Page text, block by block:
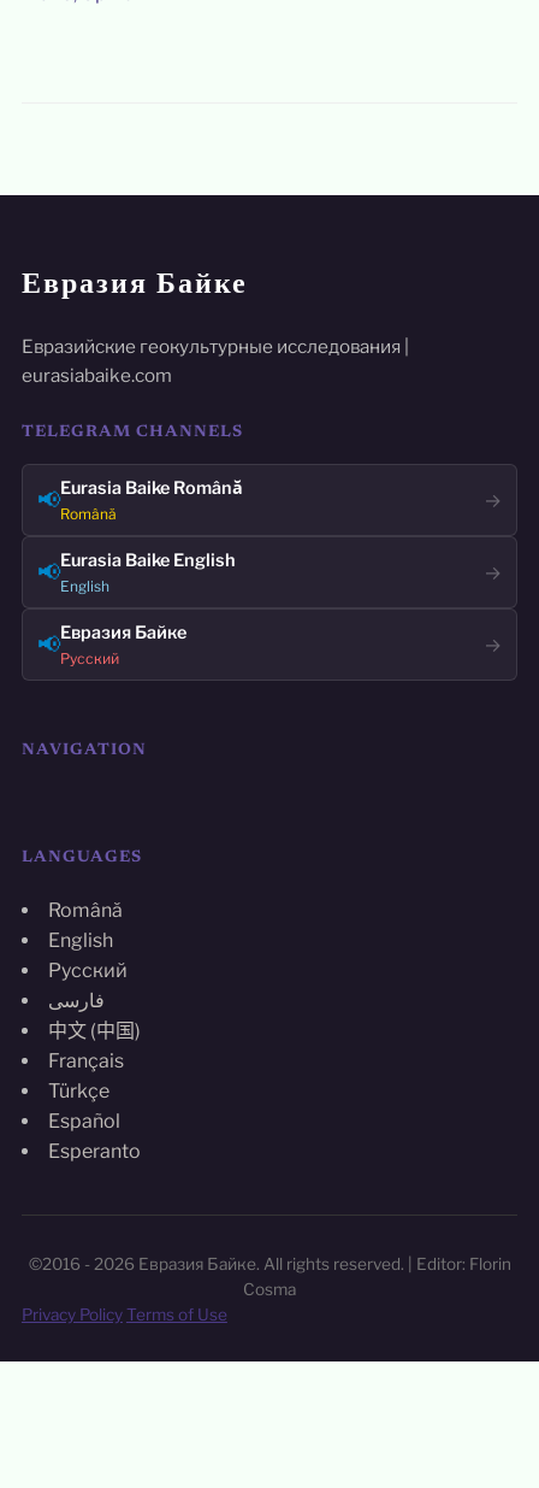
Евразия Байке
Евразийские геокультурные исследования |
eurasiabaike.com
TELEGRAM CHANNELS
📢Eurasia Baike Română
Română
→
📢Eurasia Baike English
English
→
📢Евразия Байке
Русский
→
NAVIGATION
LANGUAGES
Română
English
Русский
فارسی
中文 (中国)
Français
Türkçe
Español
Esperanto
©2016 - 2026 Евразия Байке. All rights reserved. | Editor: Florin
Cosma
Privacy PolicyTerms of Use